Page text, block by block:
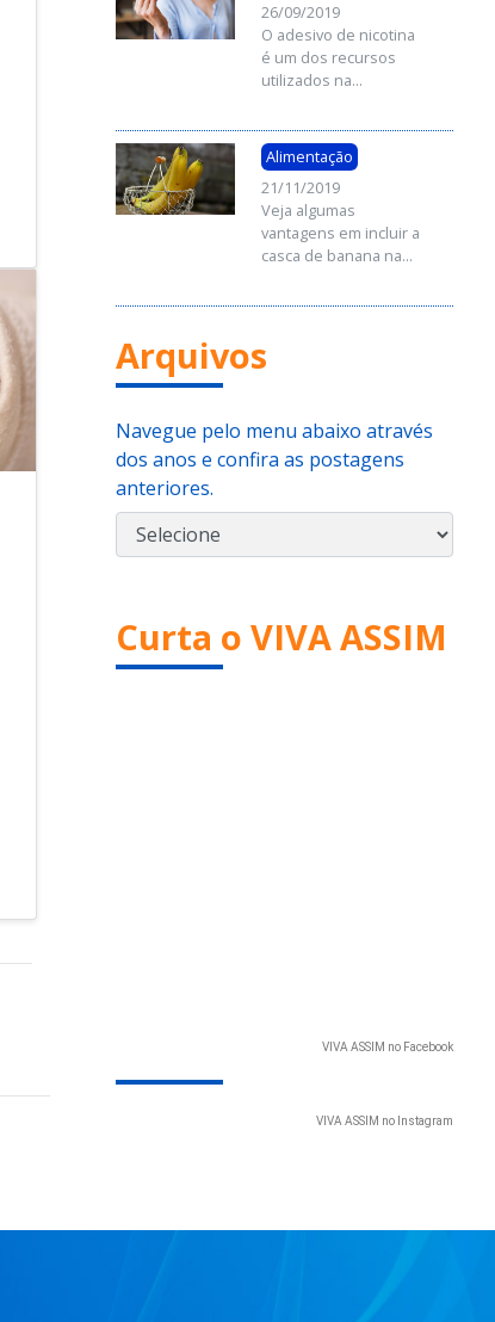
26/09/2019
O adesivo de nicotina
é um dos recursos
utilizados na...
Alimentação
21/11/2019
Veja algumas
vantagens em incluir a
casca de banana na...
Arquivos
Navegue pelo menu abaixo através
dos anos e confira as postagens
anteriores.
Curta o VIVA ASSIM
VIVA ASSIM no Facebook
VIVA ASSIM no Instagram